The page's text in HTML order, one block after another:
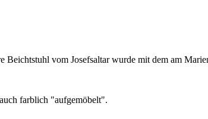
vom Josefsaltar wurde mit dem am
farblich "aufgemöbelt".